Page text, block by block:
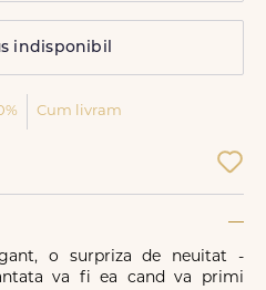
indisponibil
Cum livram
o surpriza de neuitat -
va fi ea cand va primi